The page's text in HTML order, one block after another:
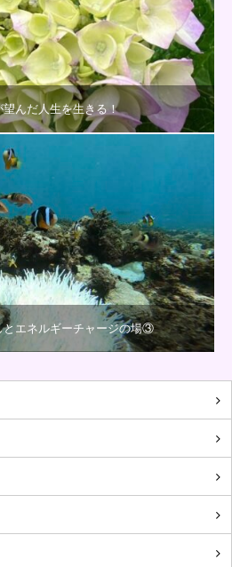
んだ人生を生きる！
とエネルギーチャージの場③